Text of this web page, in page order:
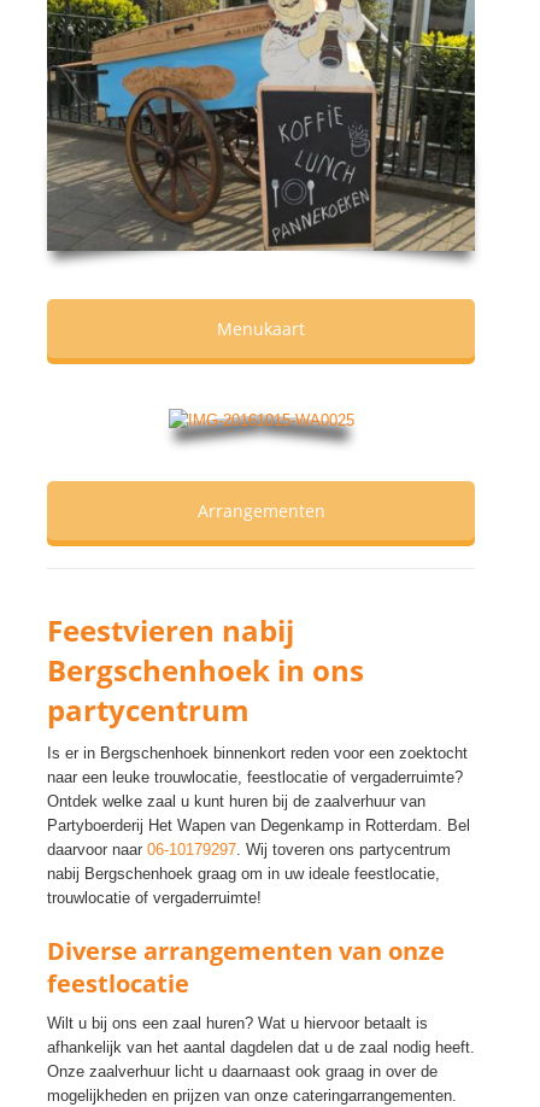
Menukaart
Arrangementen
Feestvieren nabij
Bergschenhoek in ons
partycentrum
Is er in Bergschenhoek binnenkort reden voor een zoektocht
naar een leuke trouwlocatie, feestlocatie of vergaderruimte?
Ontdek welke zaal u kunt huren bij de zaalverhuur van
Partyboerderij Het Wapen van Degenkamp in Rotterdam. Bel
daarvoor naar 06-10179297 . Wij toveren ons partycentrum
nabij Bergschenhoek graag om in uw ideale feestlocatie,
trouwlocatie of vergaderruimte!
Diverse arrangementen van onze
feestlocatie
Wilt u bij ons een zaal huren? Wat u hiervoor betaalt is
afhankelijk van het aantal dagdelen dat u de zaal nodig heeft.
Onze zaalverhuur licht u daarnaast ook graag in over de
mogelijkheden en prijzen van onze cateringarrangementen.